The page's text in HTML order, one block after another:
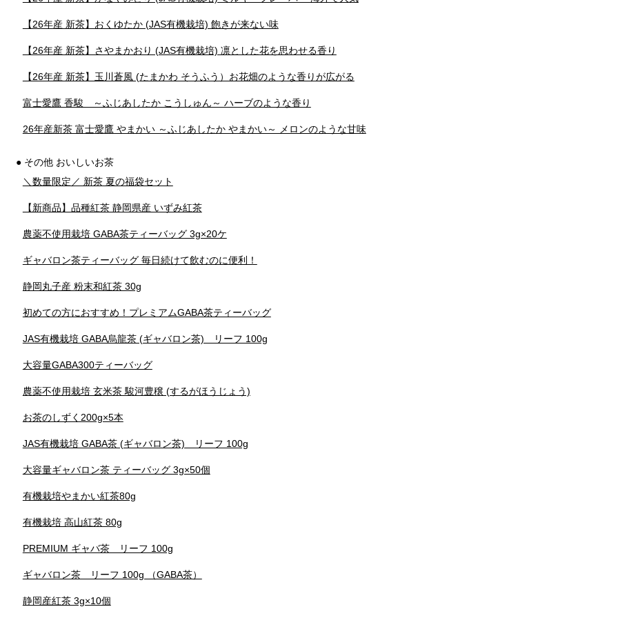
【26年産 新茶】おくゆたか (JAS有機栽培) 飽きが来ない味
【26年産 新茶】さやまかおり (JAS有機栽培) 凛とした花を思わせる香り
【26年産 新茶】玉川蒼風 (たまかわ そうふう）お花畑のような香りが広がる
富士愛鷹 香駿 ～ふじあしたか こうしゅん～ ハーブのような香り
26年産新茶 富士愛鷹 やまかい ～ふじあしたか やまかい～ メロンのような甘味
● その他 おいしいお茶
＼数量限定／ 新茶 夏の福袋セット
【新商品】品種紅茶 静岡県産 いずみ紅茶
農薬不使用栽培 GABA茶ティーバッグ 3g×20ケ
ギャバロン茶ティーバッグ 毎日続けて飲むのに便利！
静岡丸子産 粉末和紅茶 30g
初めての方におすすめ！プレミアムGABA茶ティーバッグ
JAS有機栽培 GABA烏龍茶 (ギャバロン茶) リーフ 100g
大容量GABA300ティーバッグ
農薬不使用栽培 玄米茶 駿河豊穣 (するがほうじょう)
お茶のしずく200g×5本
JAS有機栽培 GABA茶 (ギャバロン茶) リーフ 100g
大容量ギャバロン茶 ティーバッグ 3g×50個
有機栽培やまかい紅茶80g
有機栽培 高山紅茶 80g
PREMIUM ギャバ茶 リーフ 100g
ギャバロン茶 リーフ 100g （GABA茶）
静岡産紅茶 3g×10個